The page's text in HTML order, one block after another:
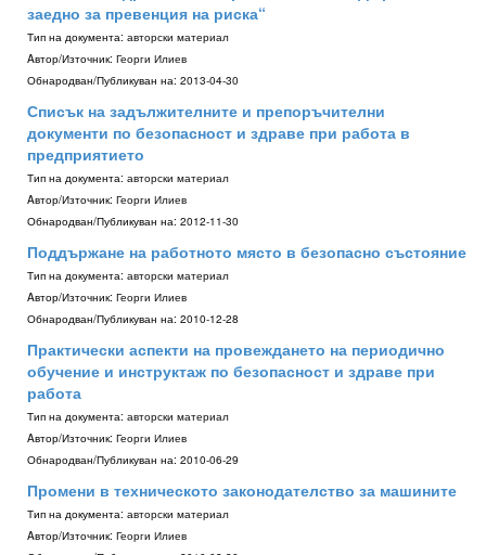
заедно за превенция на риска“
Тип на документа: авторски материал
Aвтор/Източник: Георги Илиев
Обнародван/Публикуван на: 2013-04-30
Списък на задължителните и препоръчителни
документи по безопасност и здраве при работа в
предприятието
Тип на документа: авторски материал
Aвтор/Източник: Георги Илиев
Обнародван/Публикуван на: 2012-11-30
Поддържане на работното място в безопасно състояние
Тип на документа: авторски материал
Aвтор/Източник: Георги Илиев
Обнародван/Публикуван на: 2010-12-28
Практически аспекти на провеждането на периодично
обучение и инструктаж по безопасност и здраве при
работа
Тип на документа: авторски материал
Aвтор/Източник: Георги Илиев
Обнародван/Публикуван на: 2010-06-29
Промени в техническото законодателство за машините
Тип на документа: авторски материал
Aвтор/Източник: Георги Илиев